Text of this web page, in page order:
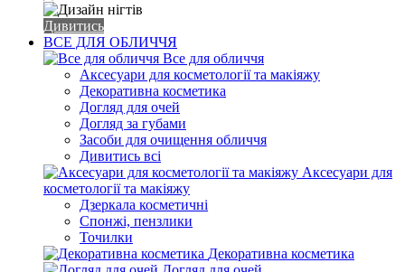
Дивитись
ВСЕ ДЛЯ ОБЛИЧЧЯ
Все для обличчя
Аксесуари для косметології та макіяжу
Декоративна косметика
Догляд для очей
Догляд за губами
Засоби для очищення обличчя
Дивитись всі
Аксесуари для
косметології та макіяжу
Дзеркала косметичні
Спонжі, пензлики
Точилки
Декоративна косметика